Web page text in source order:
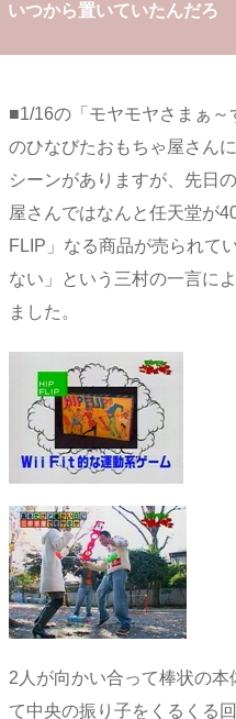
いつから置いていたんだろ
■1/16の「モヤモヤさまぁ
のひなびたおもちゃ屋さん
シーンがありますが、先日
屋さんではなんと任天堂が
FLIP」なる商品が売られて
ない」という三村の一言に
ました。
2人が向かい合って棒状の
て中央の振り子をくるくる